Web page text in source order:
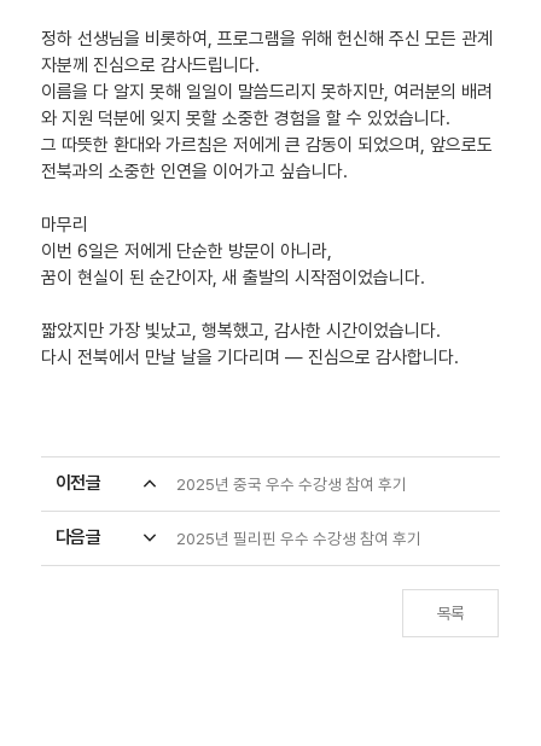
정하 선생님을 비롯하여, 프로그램을 위해 헌신해 주신 모든 관계
자분께 진심으로 감사드립니다.
이름을 다 알지 못해 일일이 말씀드리지 못하지만, 여러분의 배려
와 지원 덕분에 잊지 못할 소중한 경험을 할 수 있었습니다.
그 따뜻한 환대와 가르침은 저에게 큰 감동이 되었으며, 앞으로도
전북과의 소중한 인연을 이어가고 싶습니다.
마무리
이번 6일은 저에게 단순한 방문이 아니라,
꿈이 현실이 된 순간이자, 새 출발의 시작점이었습니다.
짧았지만 가장 빛났고, 행복했고, 감사한 시간이었습니다.
다시 전북에서 만날 날을 기다리며 — 진심으로 감사합니다.
이전글 expand_less 2025년 중국 우수 수강생 참여 후기
다음글 expand_more 2025년 필리핀 우수 수강생 참여 후기
목록